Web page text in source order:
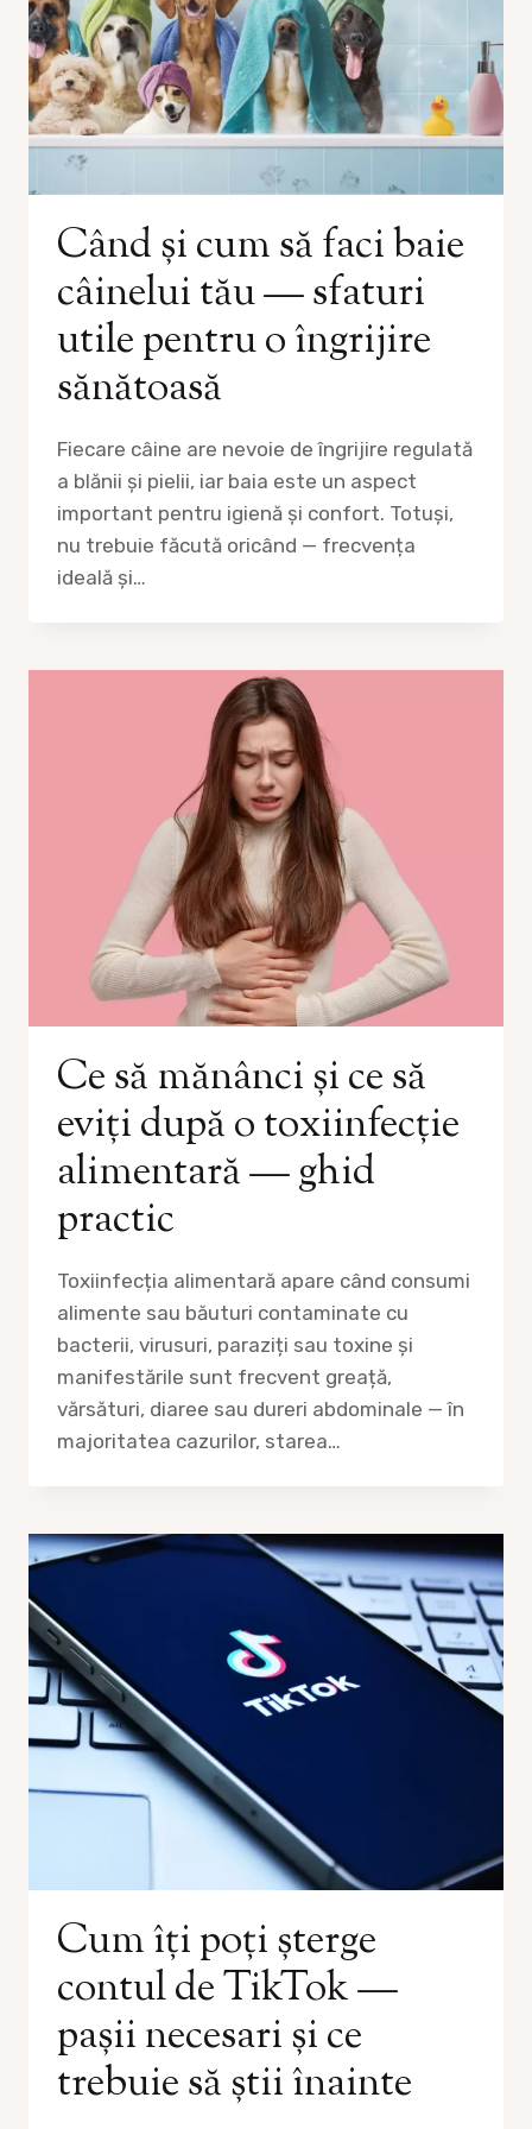
Când și cum să faci baie
câinelui tău — sfaturi
utile pentru o îngrijire
sănătoasă
Fiecare câine are nevoie de îngrijire regulată
a blănii și pielii, iar baia este un aspect
important pentru igienă și confort. Totuși,
nu trebuie făcută oricând — frecvența
ideală și…
Ce să mănânci și ce să
eviți după o toxiinfecție
alimentară — ghid
practic
Toxiinfecția alimentară apare când consumi
alimente sau băuturi contaminate cu
bacterii, virusuri, paraziți sau toxine și
manifestările sunt frecvent greață,
vărsături, diaree sau dureri abdominale — în
majoritatea cazurilor, starea…
Cum îți poți șterge
contul de TikTok —
pașii necesari și ce
trebuie să știi înainte